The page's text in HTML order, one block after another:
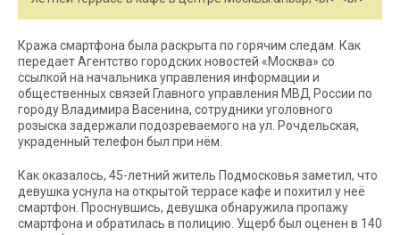
Кража смартфона была раскрыта по горячим следам. Как
передает Агентство городских новостей «Москва» со
ссылкой на начальника управления информации и
общественных связей Главного управления МВД России по
городу Владимира Васенина, сотрудники уголовного
розыска задержали подозреваемого на ул. Рочдельская,
украденный телефон был при нём.
Как оказалось, 45-летний житель Подмосковья заметил, что
девушка уснула на открытой террасе кафе и похитил у неё
смартфон. Проснувшись, девушка обнаружила пропажу
смартфона и обратилась в полицию. Ущерб был оценен в 140